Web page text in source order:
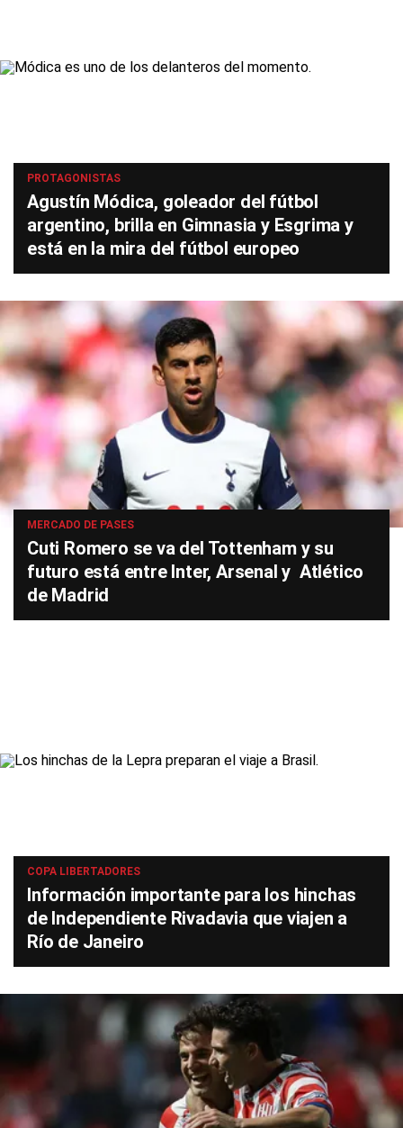
PROTAGONISTAS
Agustín Módica, goleador del fútbol
argentino, brilla en Gimnasia y Esgrima y
está en la mira del fútbol europeo
MERCADO DE PASES
Cuti Romero se va del Tottenham y su
futuro está entre Inter, Arsenal y Atlético
de Madrid
COPA LIBERTADORES
Información importante para los hinchas
de Independiente Rivadavia que viajen a
Río de Janeiro